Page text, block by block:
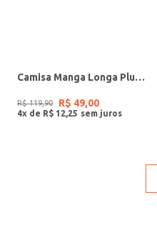
Camisa Manga Longa Plus Size Masculina BORDO
R$ 119,90 R$ 49,00
4x de R$ 12 25